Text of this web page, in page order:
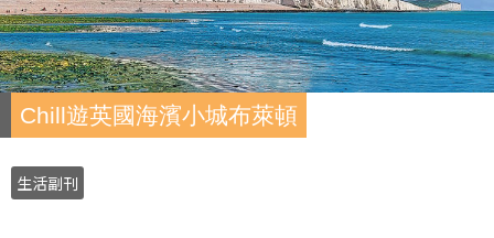
Chill遊英國海濱小城布萊頓
生活副刊